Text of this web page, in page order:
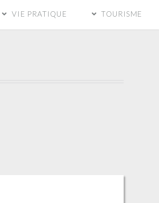
VIE PRATIQUE TOURISME